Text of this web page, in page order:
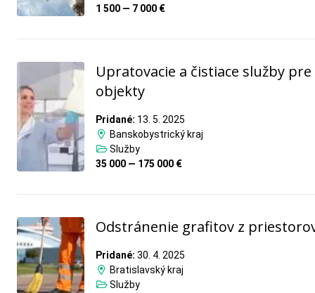
1 500 — 7 000 €
Upratovacie a čistiace služby pre
objekty
Pridané: 13. 5. 2025
Banskobystrický kraj
Služby
35 000 — 175 000 €
Odstránenie grafitov z
Pridané: 30. 4. 2025
Bratislavský kraj
Služby